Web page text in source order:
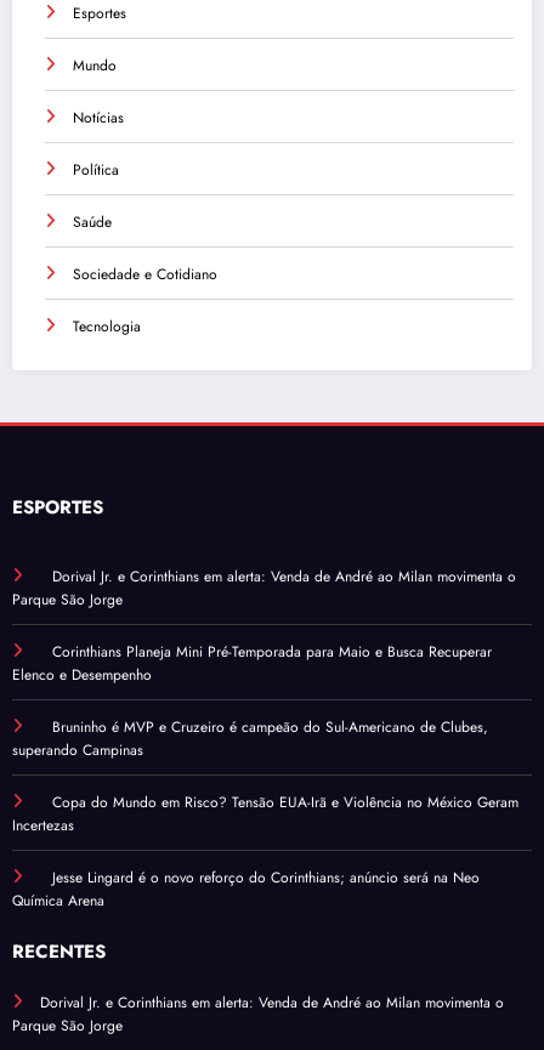
Esportes
Mundo
Notícias
Política
Saúde
Sociedade e Cotidiano
Tecnologia
ESPORTES
Dorival Jr. e Corinthians em alerta: Venda de André ao Milan movimenta o
Parque São Jorge
Corinthians Planeja Mini Pré-Temporada para Maio e Busca Recuperar
Elenco e Desempenho
Bruninho é MVP e Cruzeiro é campeão do Sul-Americano de Clubes,
superando Campinas
Copa do Mundo em Risco? Tensão EUA-Irã e Violência no México Geram
Incertezas
Jesse Lingard é o novo reforço do Corinthians; anúncio será na Neo
Química Arena
RECENTES
Dorival Jr. e Corinthians em alerta: Venda de André ao Milan movimenta o
Parque São Jorge